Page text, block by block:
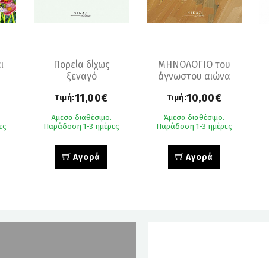
Πορεία δίχως
ξεναγό
Τιμή:11,00€
Άμεσα διαθέσιμο.
Παράδοση 1-3 ημέρες
Αγορά
ΜΗΝΟΛΟΓΙΟ του
άγνωστου αιώνα
Τιμή:10,00€
Άμεσα διαθέσιμο.
Παράδοση 1-3 ημέρες
Αγορά